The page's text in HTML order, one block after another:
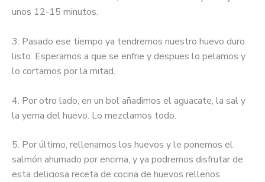
unos 12-15 minutos.
3. Pasado ese tiempo ya tendremos nuestro huevo duro
listo. Esperamos a que se enfrie y despues lo pelamos y
lo cortamos por la mitad.
4. Por otro lado, en un bol añadimos el aguacate, la sal y
la yema del huevo. Lo mezclamos todo.
5. Por último, rellenamos los huevos y le ponemos el
salmón ahumado por encima, y ya podremos disfrutar de
esta deliciosa receta de cocina de huevos rellenos